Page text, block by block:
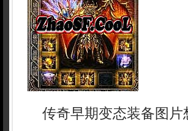
传奇早期变态装备图片